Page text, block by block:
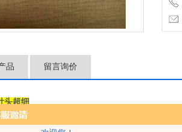
品 留言询价
头超细
：小儿疝气针